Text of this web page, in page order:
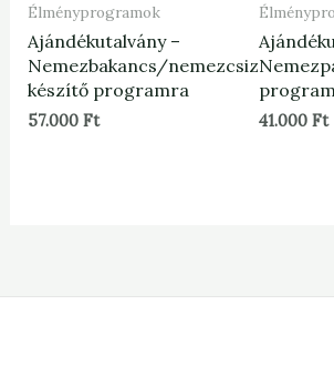
Élményprogramok
Ajándékutalvány –
Nemezbakancs/nemezcsizma
készítő programra
57.000 Ft 41.000 Ft